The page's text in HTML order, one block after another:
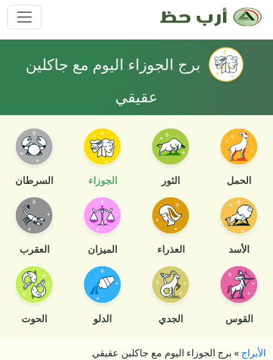
برج الجوزاء اليوم مع جاكلين
عقيقي
الحمل الثور الجوزاء السرطان
الأسد العذراء الميزان العقرب
القوس الجدي الدلو الحوت
الأبراج » برج الجوزاء اليوم مع جاكلين عقيقي